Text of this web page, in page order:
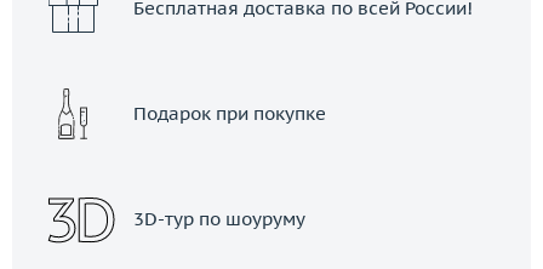
Бесплатная доставка по всей России!
Подарок при покупке
3D-тур по шоуруму